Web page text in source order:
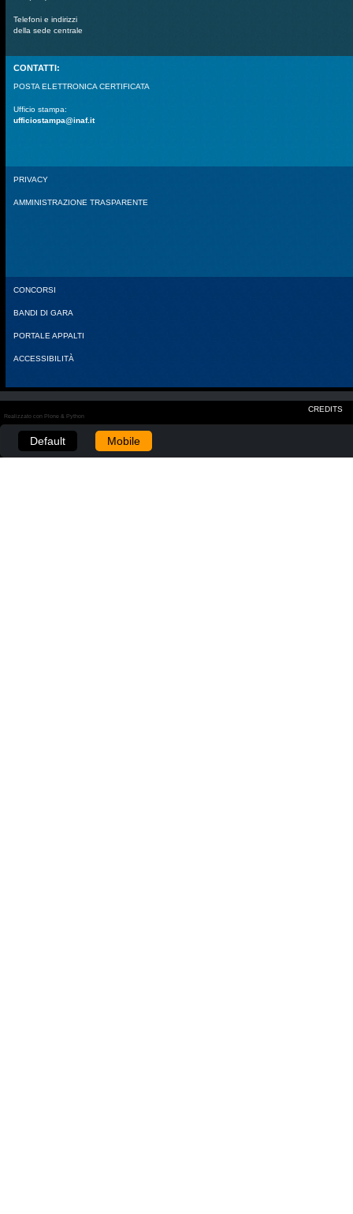
Telefoni e indirizzi
della sede centrale
CONTATTI:
POSTA ELETTRONICA CERTIFICATA
Ufficio stampa:
ufficiostampa@inaf.it
PRIVACY
AMMINISTRAZIONE TRASPARENTE
CONCORSI
BANDI DI GARA
PORTALE APPALTI
ACCESSIBILITÀ
CREDITS
Realizzato con Plone & Python
Default Mobile